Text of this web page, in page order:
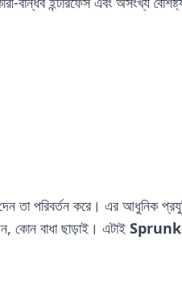
তা পরিবর্তন করে। এর আধুনিক
কোন বাধা ছাড়াই। এটাই